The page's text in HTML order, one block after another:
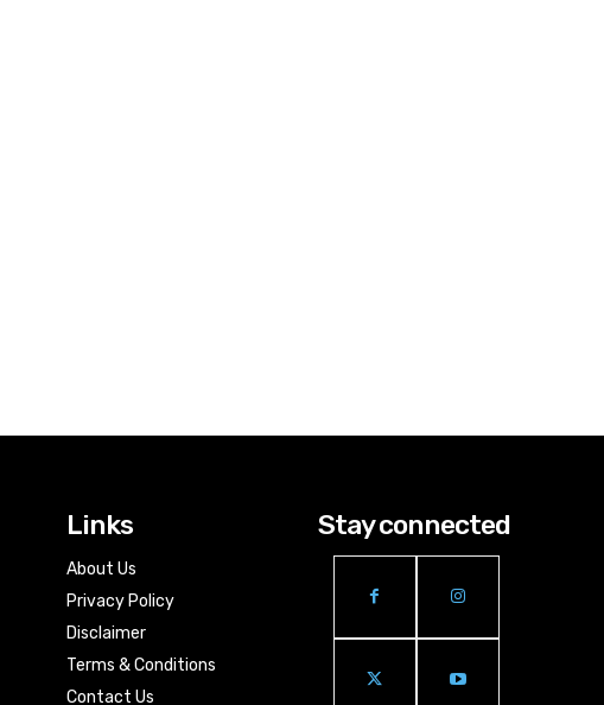
Links
About Us
Privacy Policy
Disclaimer
Terms & Conditions
Contact Us
Stay connected